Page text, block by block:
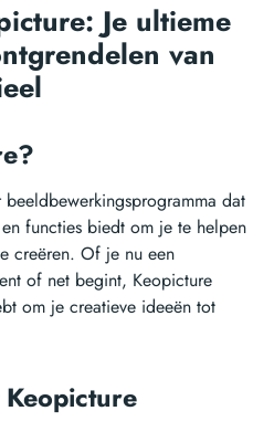
Je ultieme
van
dat
functies biedt om je te helpen
creëren. Of je nu een
of net begint, Keopicture
om je creatieve ideeën tot